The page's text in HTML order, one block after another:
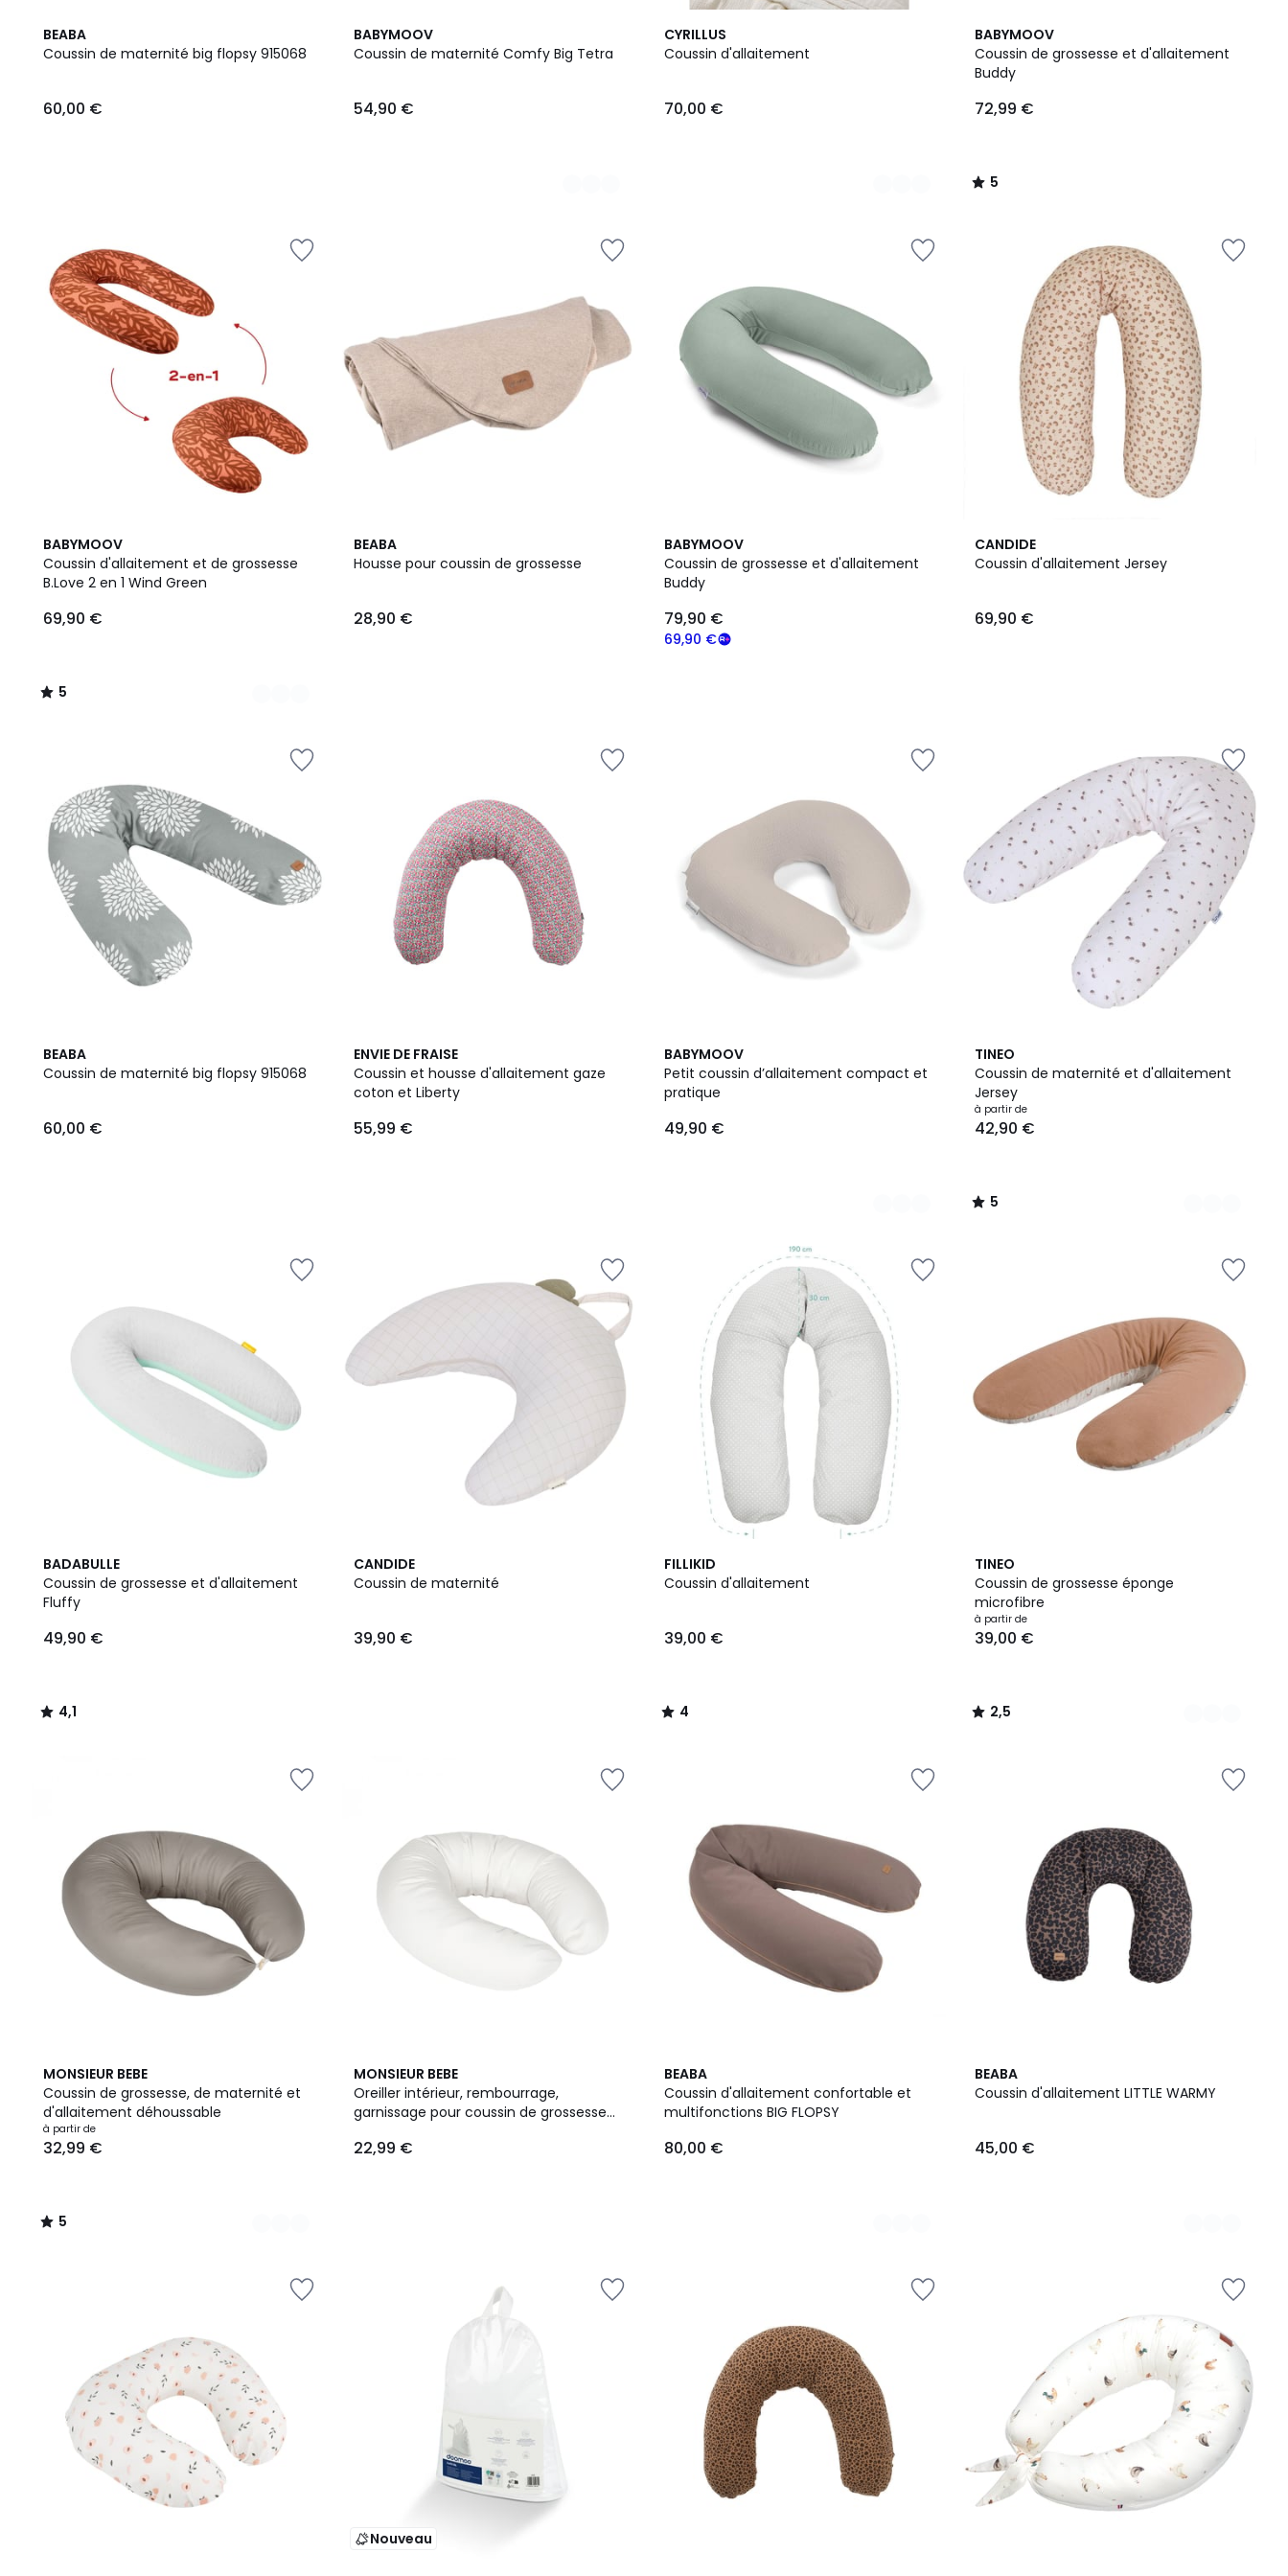
BEABA
Coussin de maternité big flopsy 915068
€.
60,00 €
BABYMOOV
Coussin de maternité Comfy Big Tetra
54,90 €
3
Couleurs
CYRILLUS
Coussin d'allaitement
70,00 €
2
Couleurs
BABYMOOV
Coussin de grossesse et d'allaitement
Buddy
72,99 €
5
/
5
5
/
BABYMOOV
Coussin d'allaitement et de grossesse
B.Love 2 en 1 Wind Green
69,90 €
5
/
5
2
Couleurs
5
/
BEABA
Housse pour coussin de grossesse
28,90 €
BABYMOOV
Coussin de grossesse et d'allaitement
Buddy
69,90 €
79,90 €
CANDIDE
Coussin d'allaitement Jersey
69,90 €
BEABA
Coussin de maternité big flopsy 915068
60,00 €
ENVIE DE FRAISE
Coussin et housse d'allaitement gaze
coton et Liberty
55,99 €
BABYMOOV
Petit coussin d’allaitement compact et
pratique
49,90 €
2
Couleurs
TINEO
Coussin de maternité et d'allaitement
Jersey
à partir de
42,90 €
5
/
5
2
Couleurs
5
/
BADABULLE
Coussin de grossesse et d'allaitement
Fluffy
49,90 €
4,1
/ 5
4,1
/
CANDIDE
Coussin de maternité
39,90 €
FILLIKID
Coussin d'allaitement
39,00 €
4
/
4
/
TINEO
Coussin de grossesse éponge
microfibre
à partir de
39,00 €
2,5
/ 5
2
Couleurs
2,5
/
MONSIEUR BEBE
Coussin de grossesse, de maternité et
d'allaitement déhoussable
à partir de
32,99 €
5
/
5
4
Couleurs
5
/
MONSIEUR BEBE
Oreiller intérieur, rembourrage,
garnissage pour coussin de grossesse
22,99 €
BEABA
Coussin d'allaitement confortable et
multifonctions BIG FLOPSY
80,00 €
4
Couleurs
BEABA
Coussin d'allaitement LITTLE WARMY
45,00 €
2
Couleurs
Nouveau